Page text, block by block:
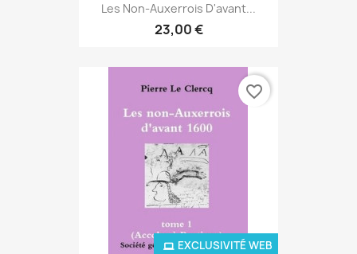
Les Non-Auxerrois D'avant...
23,00 €
EXCLUSIVITÉ WEB
favorite_border